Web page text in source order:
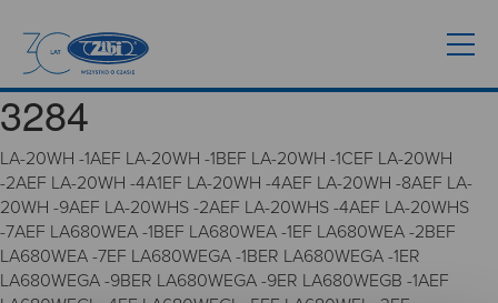
3284
LA-20WH -1AEF LA-20WH -1BEF LA-20WH -1CEF LA-20WH
-2AEF LA-20WH -4A1EF LA-20WH -4AEF LA-20WH -8AEF LA-
20WH -9AEF LA-20WHS -2AEF LA-20WHS -4AEF LA-20WHS
-7AEF LA680WEA -1BEF LA680WEA -1EF LA680WEA -2BEF
LA680WEA -7EF LA680WEGA -1BER LA680WEGA -1ER
LA680WEGA -9BER LA680WEGA -9ER LA680WEGB -1AEF